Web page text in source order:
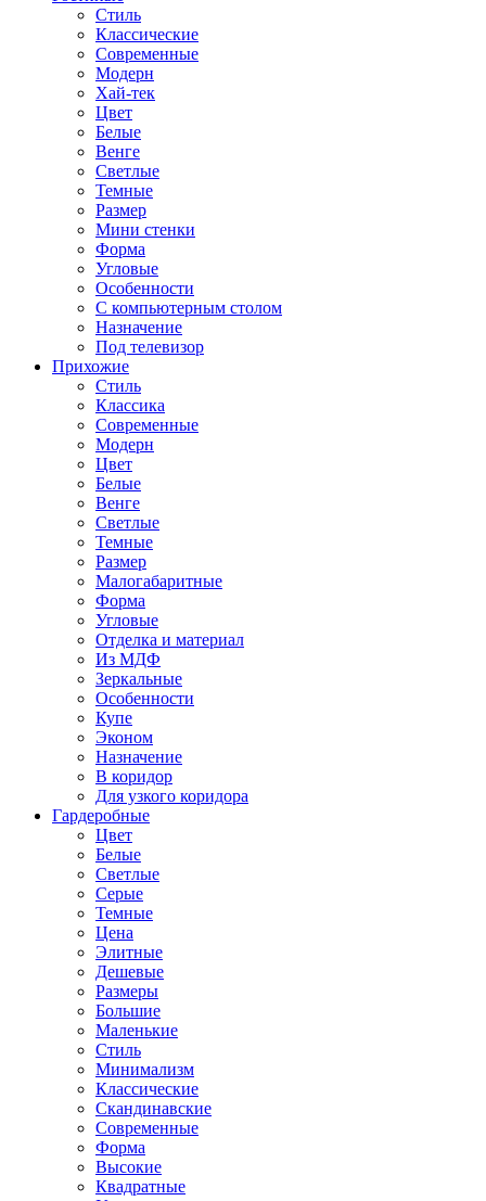
Стиль
Классические
Современные
Модерн
Хай-тек
Цвет
Белые
Венге
Светлые
Темные
Размер
Мини стенки
Форма
Угловые
Особенности
С компьютерным столом
Назначение
Под телевизор
Прихожие
Стиль
Классика
Современные
Модерн
Цвет
Белые
Венге
Светлые
Темные
Размер
Малогабаритные
Форма
Угловые
Отделка и материал
Из МДФ
Зеркальные
Особенности
Купе
Эконом
Назначение
В коридор
Для узкого коридора
Гардеробные
Цвет
Белые
Светлые
Серые
Темные
Цена
Элитные
Дешевые
Размеры
Большие
Маленькие
Стиль
Минимализм
Классические
Скандинавские
Современные
Форма
Высокие
Квадратные